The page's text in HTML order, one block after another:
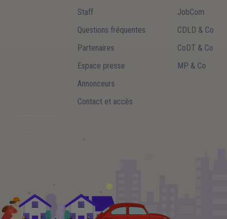
Staff
Questions fréquentes
Partenaires
Espace presse
Annonceurs
Contact et accès
JobCom
CDLD & Co
CoDT & Co
MP & Co